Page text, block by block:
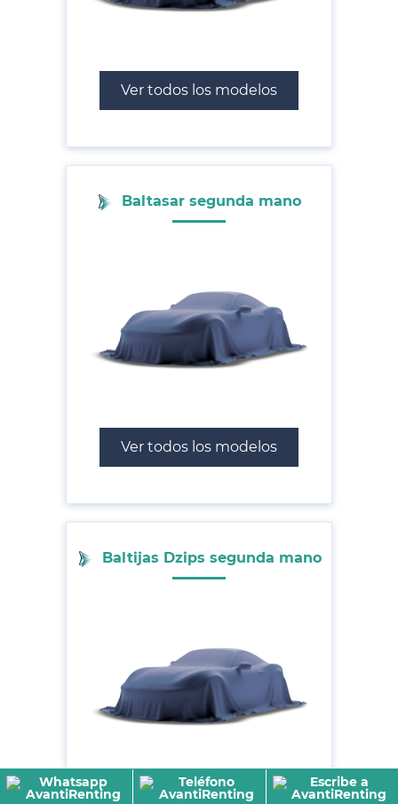
Ver todos los modelos
Baltasar segunda mano
Ver todos los modelos
Baltijas Dzips segunda mano